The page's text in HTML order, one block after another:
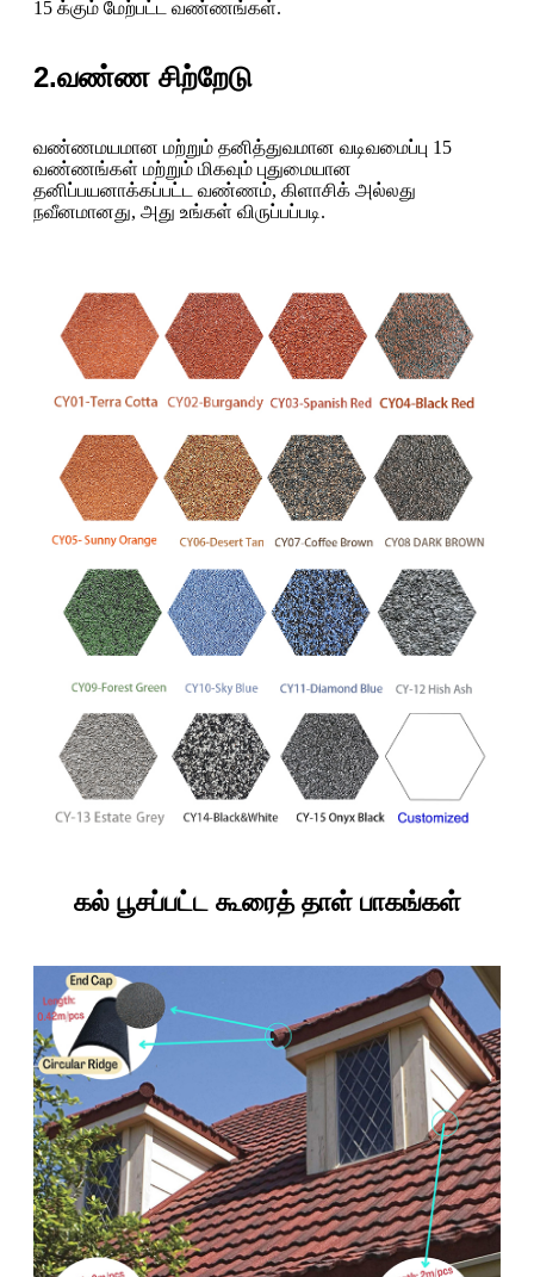
15 க்கும் மேற்பட்ட வண்ணங்கள்.
2.வண்ண சிற்றேடு
வண்ணமயமான மற்றும் தனித்துவமான வடிவமைப்பு 15
வண்ணங்கள் மற்றும் மிகவும் புதுமையான
தனிப்பயனாக்கப்பட்ட வண்ணம், கிளாசிக் அல்லது
நவீனமானது, அது உங்கள் விருப்பப்படி.
கல் பூசப்பட்ட கூரைத் தாள் பாகங்கள்